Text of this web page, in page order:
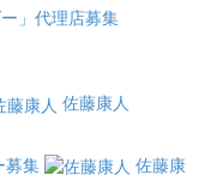
」代理店募集
佐藤康人
募集
佐藤康